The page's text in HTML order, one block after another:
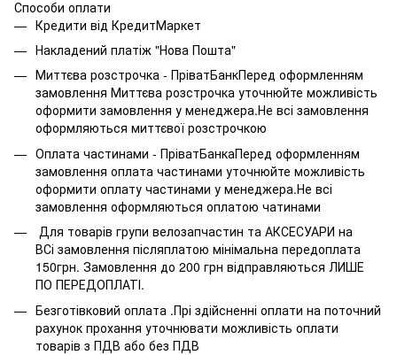
Способи оплати
Кредити від КредитМаркет
Накладений платіж "Нова Пошта"
Миттєва розстрочка - ПріватБанкПеред оформленням
замовлення Миттєва розстрочка уточнюйте можливість
оформити замовлення у менеджера.Не всі замовлення
оформляються миттєвої розстрочкою
Оплата частинами - ПріватБанкаПеред оформленням
замовлення оплата частинами уточнюйте можливість
оформити оплату частинами у менеджера.Не всі
замовлення оформляються оплатою чатинами
Для товарів групи велозапчастин та АКСЕСУАРИ на
ВСі замовлення післяплатою мінімальна передоплата
150грн. Замовлення до 200 грн відправляються ЛИШЕ
ПО ПЕРЕДОПЛАТІ.
Безготівковий оплата .Прі здійсненні оплати на поточний
рахунок прохання уточнювати можливість оплати
товарів з ПДВ або без ПДВ